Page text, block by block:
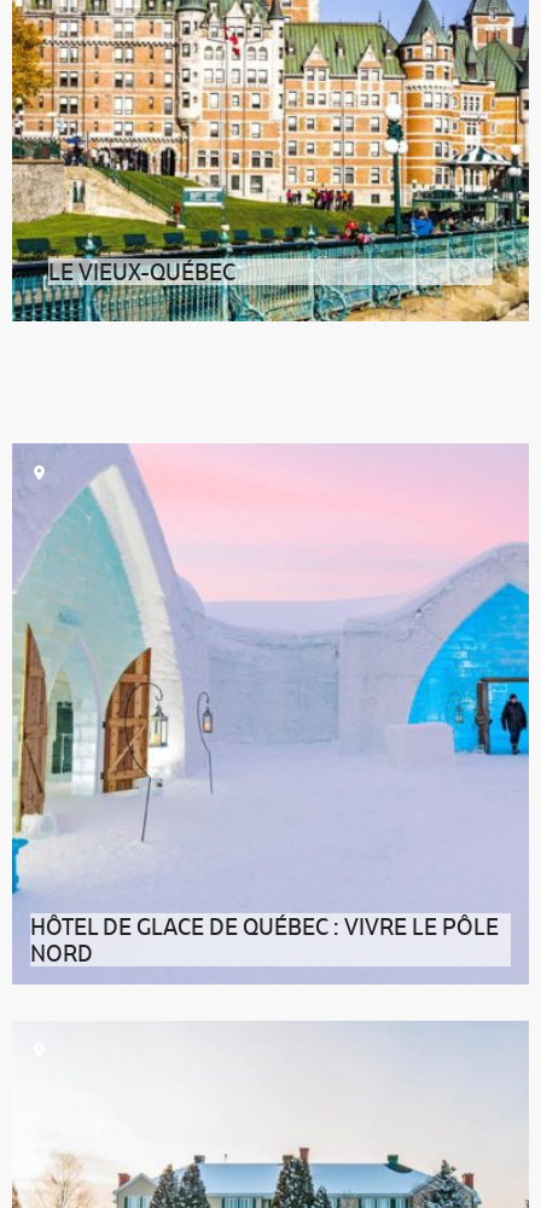
LE VIEUX-QUÉBEC
HÔTEL DE GLACE DE QUÉBEC : VIVRE LE PÔLE
NORD
Vivre le pôle Nord dans la capitale nationale ! L’Hôtel de